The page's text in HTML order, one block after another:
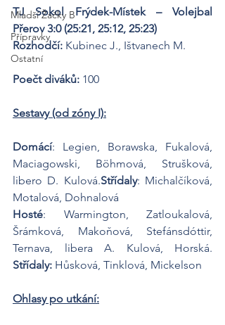
Mladší Žačky B
Přípravky
Ostatní
TJ Sokol Frýdek-Místek – Volejbal
Přerov 3:0 (25:21, 25:12, 25:23)
Rozhodčí: Kubinec J., Ištvanech M.
Poečt diváků: 100
Sestavy (od zóny I):
Domácí: Legien, Borawska, Fukalová,
Maciagowski, Böhmová, Strušková,
libero D. Kulová.Střídaly: Michalčíková,
Motalová, Dohnalová
Hosté: Warmington, Zatloukalová,
Šrámková, Makoňová, Stefánsdóttir,
Střídaly: Hůsková, Tinklová, Mickelson
Ohlasy po utkání: